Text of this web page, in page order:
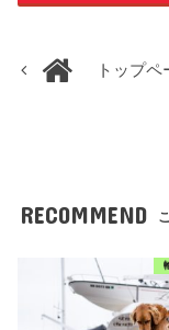
トップペ
RECOMMEND